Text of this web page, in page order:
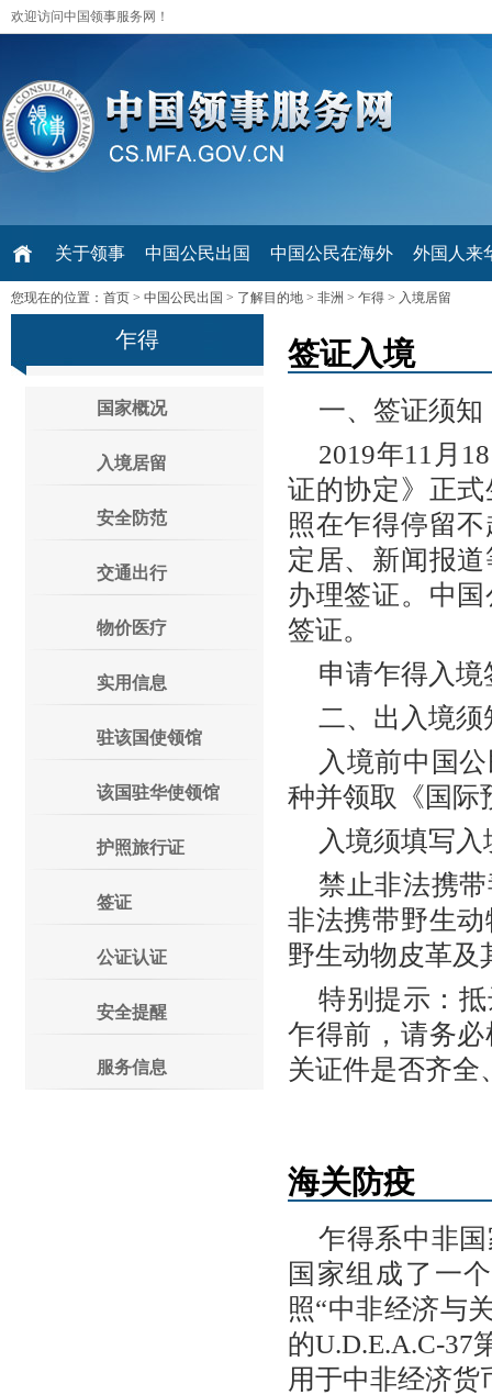
欢迎访问中国领事服务网！
关于领事 中国公民出国 中国公民在海外 外国人来
您现在的位置： 首页 > 中国公民出国 > 了解目的地 > 非洲 > 乍得 > 入境居留
乍得
国家概况
入境居留
安全防范
交通出行
物价医疗
实用信息
驻该国使领馆
该国驻华使领馆
护照旅行证
签证
公证认证
安全提醒
服务信息
签证入境
一、签证须知
2019年11月
证的协定》正
照在乍得停留
定居、新闻报
办理签证。中
签证。
申请乍得入
二、出入境须
入境前中国
种并领取《国际
入境须填写入
禁止非法携
非法携带野生
野生动物皮革及
特别提示：
乍得前，请务
关证件是否齐全
海关防疫
乍得系中非
国家组成了一
照“中非经济与
的U.D.E.A.C-37
用于中非经济货